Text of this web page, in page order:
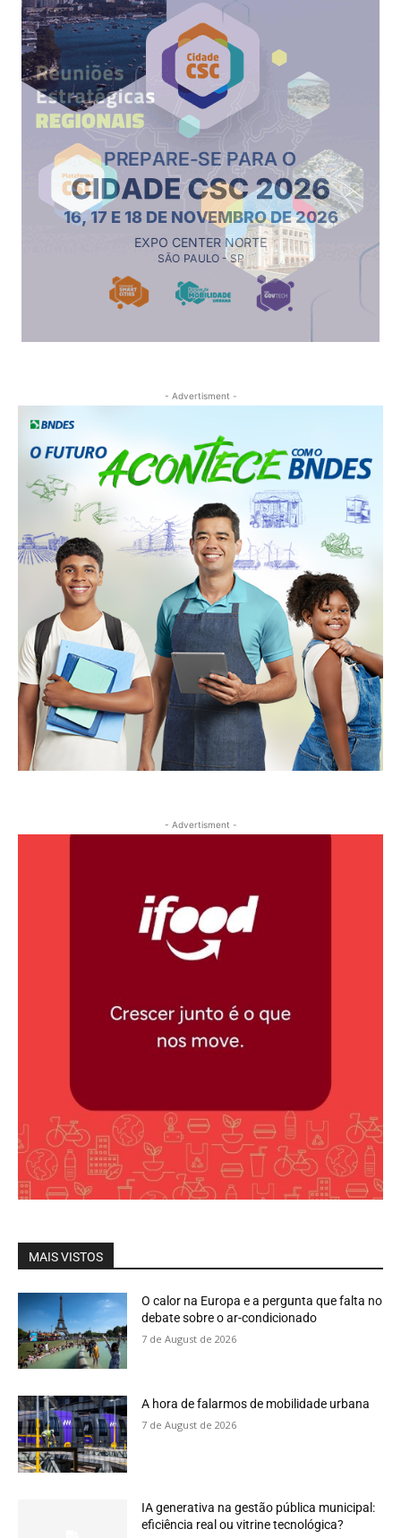
- Advertisment -
- Advertisment -
MAIS VISTOS
O calor na Europa e a pergunta que falta no
debate sobre o ar-condicionado
7 de August de 2026
A hora de falarmos de mobilidade urbana
7 de August de 2026
IA generativa na gestão pública municipal:
eficiência real ou vitrine tecnológica?